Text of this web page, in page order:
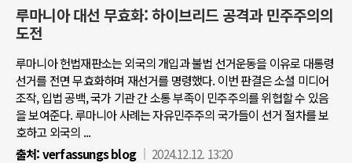
루마니아 대선 무효화: 하이브리드 공격과 민주주의의
도전
루마니아 헌법재판소는 외국의 개입과 불법 선거운동을 이유로 대통령
선거를 전면 무효화하며 재선거를 명령했다. 이번 판결은 소셜 미디어
조작, 입법 공백, 국가 기관 간 소통 부족이 민주주의를 위협할 수 있음
을 보여준다. 루마니아 사례는 자유민주주의 국가들이 선거 절차를 보
호하고 외국의 ...
출처:verfassungs blog 2024.12.12. 13:20